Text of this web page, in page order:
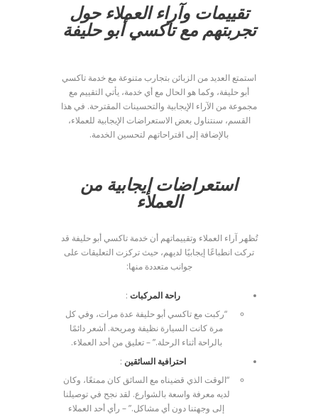
تقييمات وآراء العملاء حول
تجربتهم مع تاكسي أبو حليفة
استمتع العديد من الزبائن بتجارب متنوعة مع خدمة تاكسي
أبو حليفة، وكما هو الحال مع أي خدمة، يأتي التقييم مع
مجموعة من الآراء الإيجابية والتحسينات المقترحة. في هذا
القسم، سنتناول بعض الاستعراضات الإيجابية للعملاء،
بالإضافة إلى اقتراحاتهم لتحسين الخدمة.
استعراضات إيجابية من
العملاء
تُظهر آراء العملاء وتقييماتهم أن خدمة تاكسي أبو حليفة قد
تركت انطباعًا إيجابيًا لديهم، حيث تركزت التعليقات على
جوانب متعددة منها:
راحة المركبات :
“ركبت مع تاكسي أبو حليفة عدة مرات، وفي كل
مرة كانت السيارة نظيفة ومريحة. أشعر دائمًا
بالراحة أثناء الرحلة.” – تعليق من أحد العملاء.
احترافية السائقين :
“الوقت الذي قضيناه مع السائق كان ممتعًا، وكان
لديه معرفة واسعة بالشوارع. لقد نجح في توصيلنا
إلى وجهتنا دون أي مشاكل.” – رأي أحد العملاء